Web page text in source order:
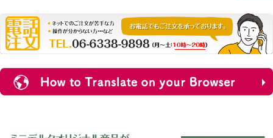
特選中古車
対象商品
新入荷